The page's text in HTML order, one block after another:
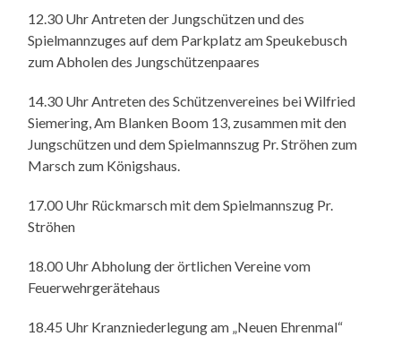
12.30 Uhr Antreten der Jungschützen und des
Spielmannzuges auf dem Parkplatz am Speukebusch
zum Abholen des Jungschützenpaares
14.30 Uhr Antreten des Schützenvereines bei Wilfried
Siemering, Am Blanken Boom 13, zusammen mit den
Jungschützen und dem Spielmannszug Pr. Ströhen zum
Marsch zum Königshaus.
17.00 Uhr Rückmarsch mit dem Spielmannszug Pr.
Ströhen
18.00 Uhr Abholung der örtlichen Vereine vom
Feuerwehrgerätehaus
18.45 Uhr Kranzniederlegung am „Neuen Ehrenmal“